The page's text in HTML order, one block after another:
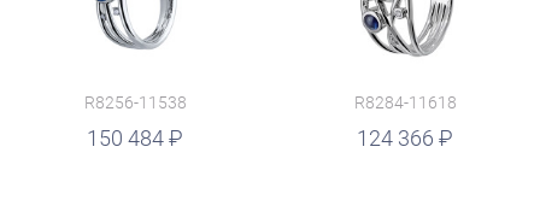
R8256-11538
150 484
R8284-11618
124 366
руб.